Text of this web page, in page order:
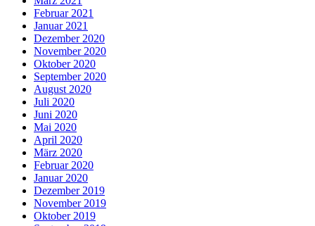
Februar 2021
Januar 2021
Dezember 2020
November 2020
Oktober 2020
September 2020
August 2020
Juli 2020
Juni 2020
Mai 2020
April 2020
März 2020
Februar 2020
Januar 2020
Dezember 2019
November 2019
Oktober 2019